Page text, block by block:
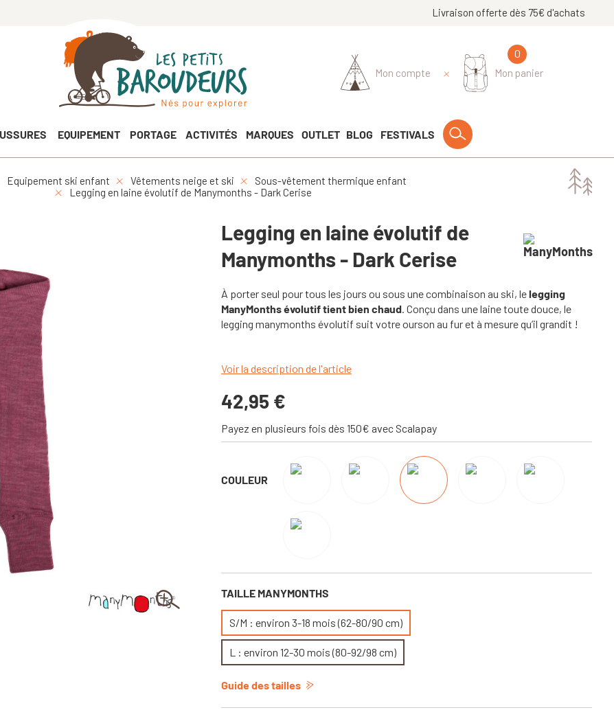
Livraison offerte dès 75€ d'achats
Mon compte Mon panier
0
EQUIPEMENT PORTAGE ACTIVITÉS MARQUES OUTLET BLOG FESTIVALS
Equipement ski enfant Vêtements neige et ski
Sous-vêtement thermique enfant
Legging en laine évolutif de Manymonths - Dark Cerise
Legging en laine évolutif de
Manymonths - Dark Cerise
À porter seul pour tous les jours ou sous une combinaison au ski, lelegging
ManyMonths évolutif tient bien chaud. Conçu dans une laine toute douce, le
legging manymonths évolutif suit votre ourson au fur et à mesure qu’il grandit !
Voir la description de l'article
42,95 €
Payez en plusieurs fois dès 150€ avec Scalapay
COULEUR
TAILLE MANYMONTHS
S/M : environ 3-18 mois (62-80/90 cm)
L : environ 12-30 mois (80-92/98 cm)
Guide des tailles